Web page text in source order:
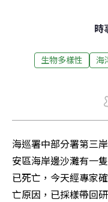
時
生物多樣性 海
海巡署中部分署第三
安區海岸邊沙灘有一
已死亡，今天經專家
亡原因，已採樣帶回